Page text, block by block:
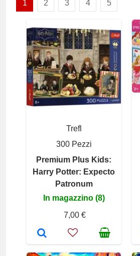
1 2 3 4 5
Trefl
300 Pezzi
Premium Plus Kids:
Harry Potter: Expecto
Patronum
In magazzino (8)
7,00 €